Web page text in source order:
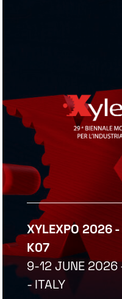
XYLEXPO 2026
K07
9-12 JUNE 2026
- ITALY